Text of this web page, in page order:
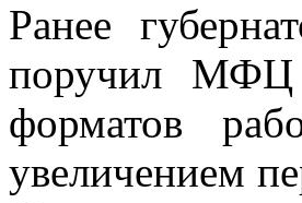
Ранее
поручил МФЦ
форматов
увеличением